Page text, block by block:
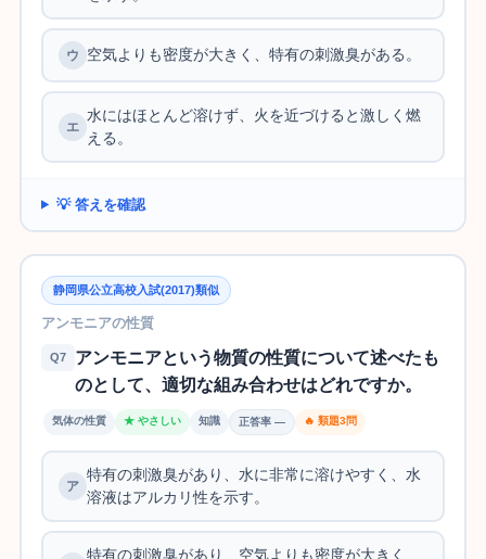
空気よりも密度が大きく、特有の刺激臭がある。
水にはほとんど溶けず、火を近づけると激しく燃
える。
💡 答えを確認
静岡県公立高校入試(2017)類似
アンモニアの性質
Q7
アンモニアという物質の性質について述べたも
のとして、適切な組み合わせはどれですか。
気体の性質 ★ やさしい 知識 正答率 — 🔥 類題3問
特有の刺激臭があり、水に非常に溶けやすく、水
溶液はアルカリ性を示す。
特有の刺激臭があり、空気よりも密度が大きく、